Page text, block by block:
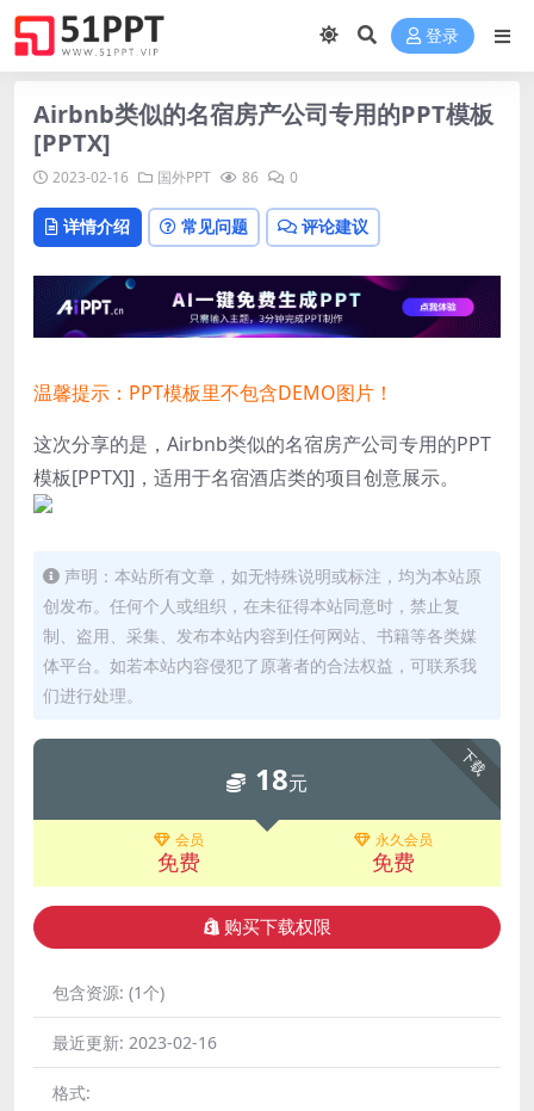
登录
Airbnb类似的名宿房产公司专用的PPT模板
[PPTX]
2023-02-16 国外PPT 86 0
详情介绍 常见问题 评论建议
温馨提示：PPT模板里不包含DEMO图片！
这次分享的是，Airbnb类似的名宿房产公司专用的PPT
模板[PPTX]]，适用于名宿酒店类的项目创意展示。
声明：本站所有文章，如无特殊说明或标注，均为本站原
创发布。任何个人或组织，在未征得本站同意时，禁止复
制、盗用、采集、发布本站内容到任何网站、书籍等各类媒
体平台。如若本站内容侵犯了原著者的合法权益，可联系我
们进行处理。
下载
18元
会员
免费
永久会员
免费
购买下载权限
包含资源: (1个)
最近更新: 2023-02-16
格式: